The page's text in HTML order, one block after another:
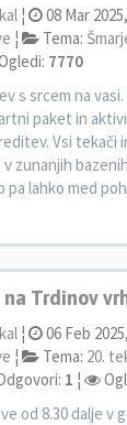
¦
08 Mar
¦ Tema:
7770
s srcem na
paket in
Vsi tekači
zunanjih
lahko med
Trdinov
¦
06 Feb
¦ Tema: 20.
1 ¦
od 8.30 dalje v